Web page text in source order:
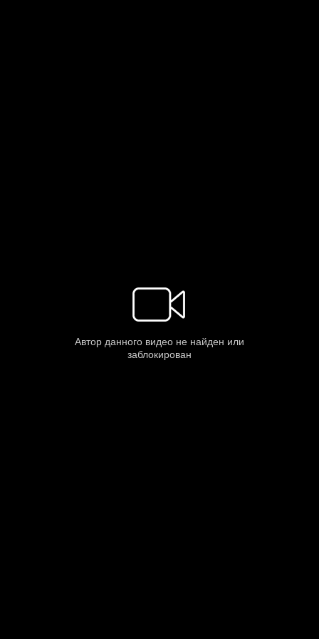
Автор данного видео не найден или
заблокирован